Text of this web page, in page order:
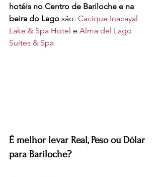
hotéis no Centro de Bariloche e na
beira do Lago são: Cacique Inacayal
Lake & Spa Hotel e Alma del Lago
Suites & Spa
É melhor levar Real, Peso ou Dólar
para Bariloche?